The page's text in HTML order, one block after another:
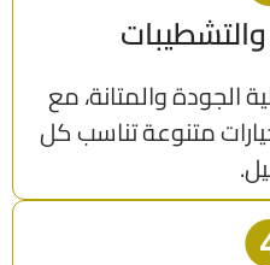
والتشطيبات
الجودة والمتانة، مع
متنوعة تناسب كل